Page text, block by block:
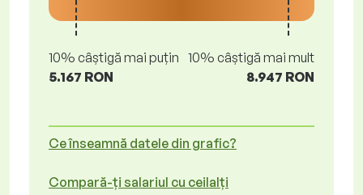
10% câștigă mai puțin
5.167 RON
10% câștigă mai mult
8.947 RON
Ce înseamnă datele din grafic?
Compară-ți salariul cu ceilalți